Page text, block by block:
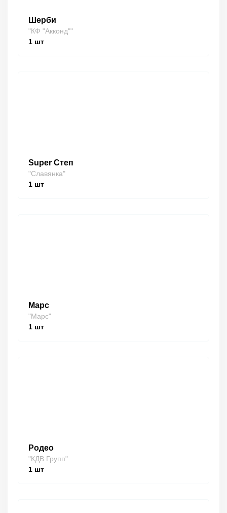
Шерби
"КФ "Акконд""
1 шт
Super Степ
"Славянка"
1 шт
Марс
"Марс"
1 шт
Родео
"КДВ Групп"
1 шт